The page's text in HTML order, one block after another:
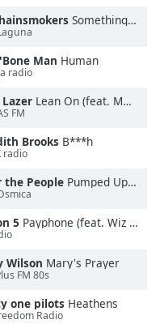
Something Just Like This
Man Human
radio
Lean On (feat. MØ & DJ Snake)
FM
Brooks B***h
radio
the People Pumped Up Kicks
5 Payphone (feat. Wiz Khalifa)
Wilson Mary's Prayer
FM 80s
one pilots Heathens
Radio